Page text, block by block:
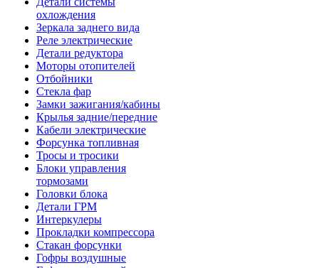
охлождения
Зеркала заднего вида
Реле электрические
Детали редуктора
Моторы отопителей
Отбойники
Стекла фар
Замки зажигания/кабины
Крылья задние/передние
Кабели электрические
Форсунка топливная
Тросы и тросики
Блоки управления
тормозами
Головки блока
Детали ГРМ
Интеркулеры
Прокладки компрессора
Стакан форсунки
Гофры воздушные